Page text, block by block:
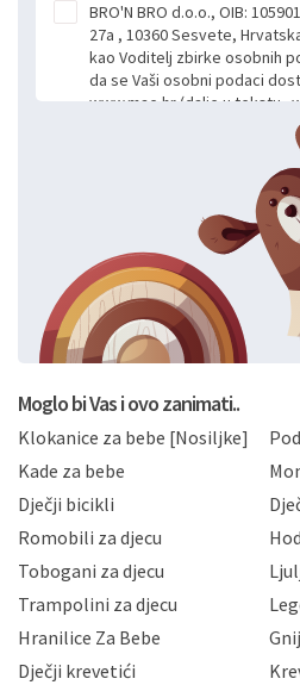
BRO'N BRO d.o.o., OIB:
27a , 10360 Sesvete,
kao Voditelj zbirke osobnih
da se Vaši osobni podaci
www.mae.hr (dalje u tekstu
obrađeni. Prihvaćanjem ove
slobodno i izričito dajete
obradu Vaših osobnih
putem ovih web stranica u
komunikacije na Vaš upit
Radi se o dobrovoljnom
Izjavu niste dužni prihvatiti
svoje osobne podatke u
formi/obrazaca dostupnih
BRO'N BRO d.o.o. će s Vašim
postupati sukladno Općoj
privatnosti i kolačića koju
Hrvatske, a uvijek uz
sigurnosnih mjera zaštite
neovlaštenog pristupa,
gubitka ili uništenja. Mae.hr
korisnika i posjetitelja web
Vaših osobnih podataka te
priopćavanje osobnih
zaposlenicima kojima su isti
slučajevima koji su dozvoljeni
da možete u svako doba, u
Moglo bi Vas i ovo zanimati..
Klokanice za bebe [Nosiljke]
Kade za bebe
Dječji bicikli
Romobili za djecu
Tobogani za djecu
Trampolini za djecu
Hranilice Za Bebe
Dječji krevetići